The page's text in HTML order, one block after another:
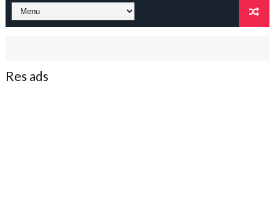
Res ads